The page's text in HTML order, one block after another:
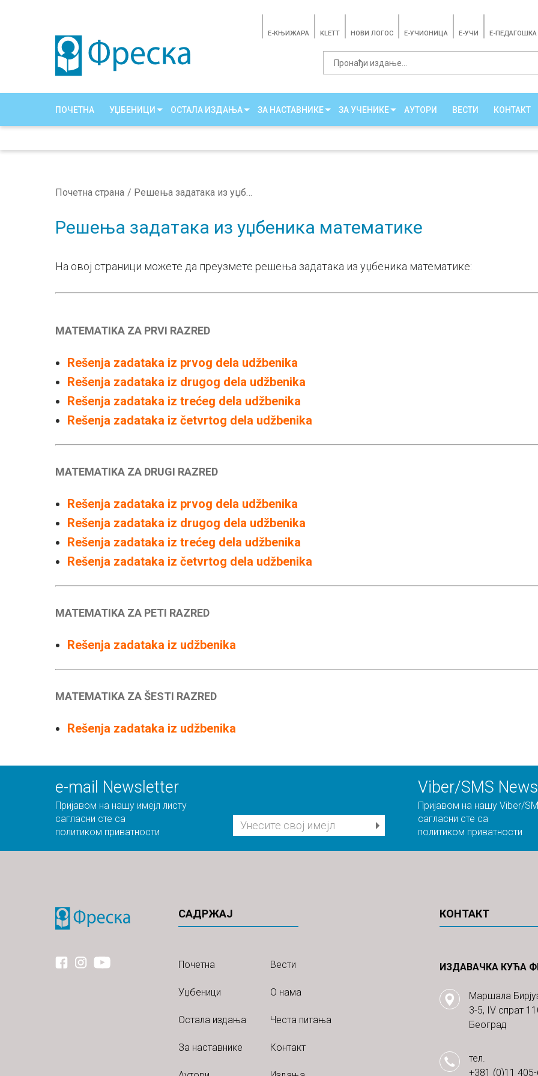
E-КЊИЖАРА KLETT НОВИ ЛОГОС E-УЧИОНИЦА E-УЧИ Е-ПЕДАГОШКА
ПОЧЕТНА УЏБЕНИЦИ ОСТАЛА ИЗДАЊА ЗА НАСТАВНИКЕ ЗА УЧЕНИКЕ АУТОРИ ВЕСТИ КОНТАКТ
Почетна страна Решења задатака из уџбеника математике
Решења задатака из уџбеника математике
На овој страници можете да преузмете решења задатака из уџбеника математике:
MATEMATIKA ZA PRVI RAZRED
Rešenja zadataka iz prvog dela udžbenika
Rešenja zadataka iz drugog dela udžbenika
Rešenja zadataka iz trećeg dela udžbenika
Rešenja zadataka iz četvrtog dela udžbenika
MATEMATIKA ZA DRUGI RAZRED
Rešenja zadataka iz prvog dela udžbenika
Rešenja zadataka iz drugog dela udžbenika
Rešenja zadataka iz trećeg dela udžbenika
Rešenja zadataka iz četvrtog dela udžbenika
MATEMATIKA ZA PETI RAZRED
Rešenja zadataka iz udžbenika
MATEMATIKA ZA ŠESTI RAZRED
Rešenja zadataka iz udžbenika
е-mail Newsletter
Пријавом на нашу имејл листу
сагласни сте са
политиком приватности
Viber/SMS
Пријавом на нашу Viber/
сагласни сте са
политиком приватности
САДРЖАЈ
Почетна Вести
Уџбеници О нама
Остала издања Честа питања
За наставнике Контакт
КОНТАКТ
ИЗДАВАЧКА КУЋА
Маршала
3-5, IV спрат
Београд
тел.
+381 (0)11